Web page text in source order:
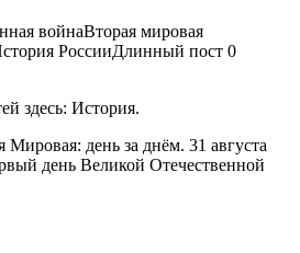
войнаВторая мировая
РоссииДлинный пост 0
здесь: История.
Мировая: день за днём. 31 августа
день Великой Отечественной